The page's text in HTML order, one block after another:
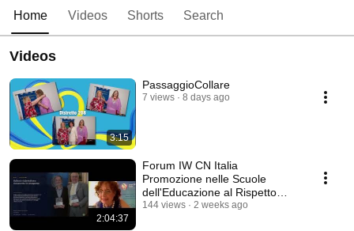
Home Videos Shorts Search
Videos
3:15
PassaggioCollare
7 views 8 days ago
2:04:37
Forum IW CN Italia
Promozione nelle Scuole
dell'Educazione al Rispetto
2026
144 views 2 weeks ago